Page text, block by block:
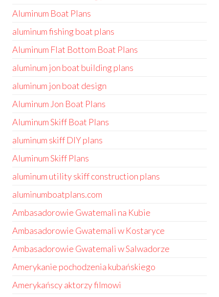
Aluminum Boat Plans
aluminum fishing boat plans
Aluminum Flat Bottom Boat Plans
aluminum jon boat building plans
aluminum jon boat design
Aluminum Jon Boat Plans
Aluminum Skiff Boat Plans
aluminum skiff DIY plans
Aluminum Skiff Plans
aluminum utility skiff construction plans
aluminumboatplans.com
Ambasadorowie Gwatemali na Kubie
Ambasadorowie Gwatemali w Kostaryce
Ambasadorowie Gwatemali w Salwadorze
Amerykanie pochodzenia kubańskiego
Amerykańscy aktorzy filmowi